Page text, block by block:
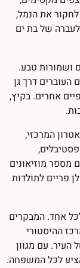
לחקור את הנמל,
של בת ים
ושמורות טבע.
העוברים דרך גן
אחרים. בקיץ,
המרכזי,
מספר מוזיאונים
פריים לתולדות
אחד. המבקרים
ההיסטורי
עם מגוון
לכל המשפחה.